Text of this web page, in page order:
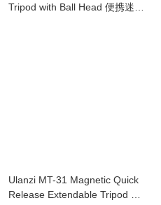
Tripod with Ball Head 便携迷你
Ulanzi MT-31 Magnetic Quick
Release Extendable Tripod 磁